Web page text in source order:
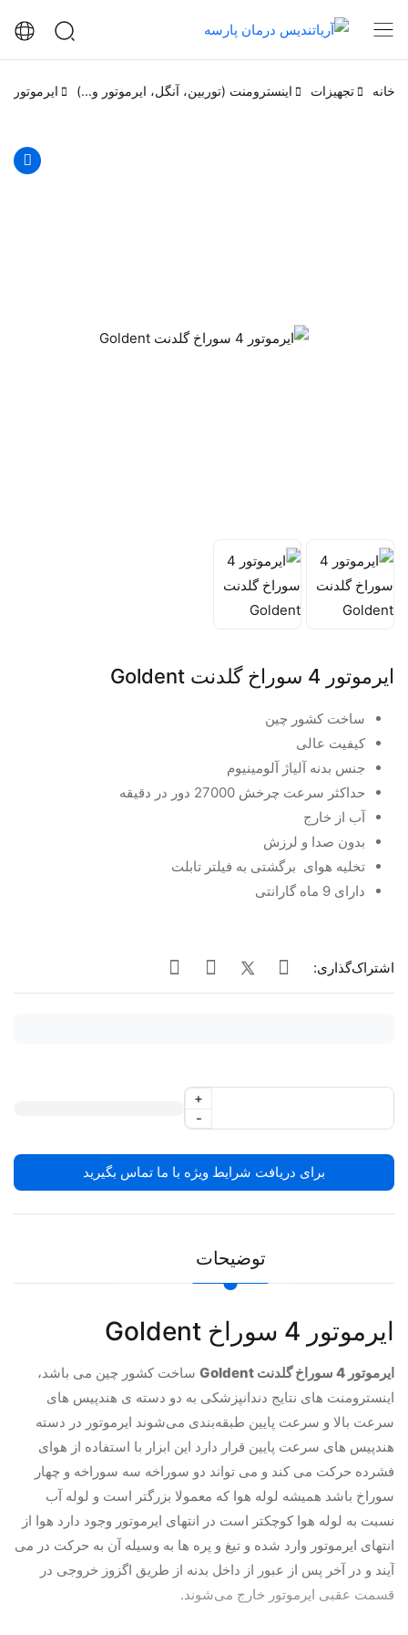
خانه تجهیزات اینسترومنت (توربین، آنگل، ایرموتور و...) ایرموتور
ایرموتور 4 سوراخ گلدنت Goldent
ساخت کشور چین
کیفیت عالی
جنس بدنه آلیاژ آلومینیوم
حداکثر سرعت چرخش 27000 دور در دقیقه
آب از خارج
بدون صدا و لرزش
تخلیه هوای برگشتی به فیلتر تابلت
دارای 9 ماه گارانتی
اشتراک‌گذاری:
-
+
برای دریافت شرایط ویژه با ما تماس بگیرید
توضیحات
ایرموتور 4 سوراخ Goldent
ایرموتور 4 سوراخ گلدنت Goldent
ساخت کشور چین می باشد،
اینسترومنت های نتایج دندانپزشکی به دو دسته ی هندپیس های
سرعت بالا و سرعت پایین طبقه‌بندی می‌شوند ایرموتور در دسته
هندپیس های سرعت پایین قرار دارد این ابزار با استفاده از هوای
فشرده حرکت می کند و می تواند دو سوراخه سه سوراخه و چهار
سوراخ باشد همیشه لوله هوا که معمولا بزرگتر است و لوله آب
نسبت به لوله هوا کوچکتر است در انتهای ایرموتور وجود دارد هوا از
انتهای ایرموتور وارد شده و تیغ و پره ها به وسیله آن به حرکت در می
آیند و در آخر پس از عبور از داخل بدنه از طریق اگزوز خروجی در
قسمت عقبی ایرموتور خارج می‌شوند.